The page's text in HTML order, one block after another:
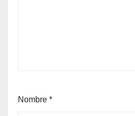
Nombre *